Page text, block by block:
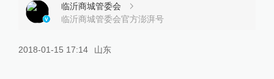
临沂商城管委会
临沂商城管委会官方澎湃号
2018-01-15 17:14 山东